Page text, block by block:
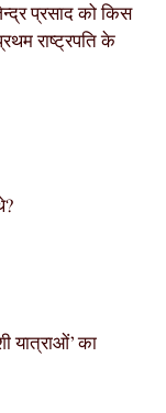
प्रसाद को किस
राष्ट्रपति के
यात्राओं’ का